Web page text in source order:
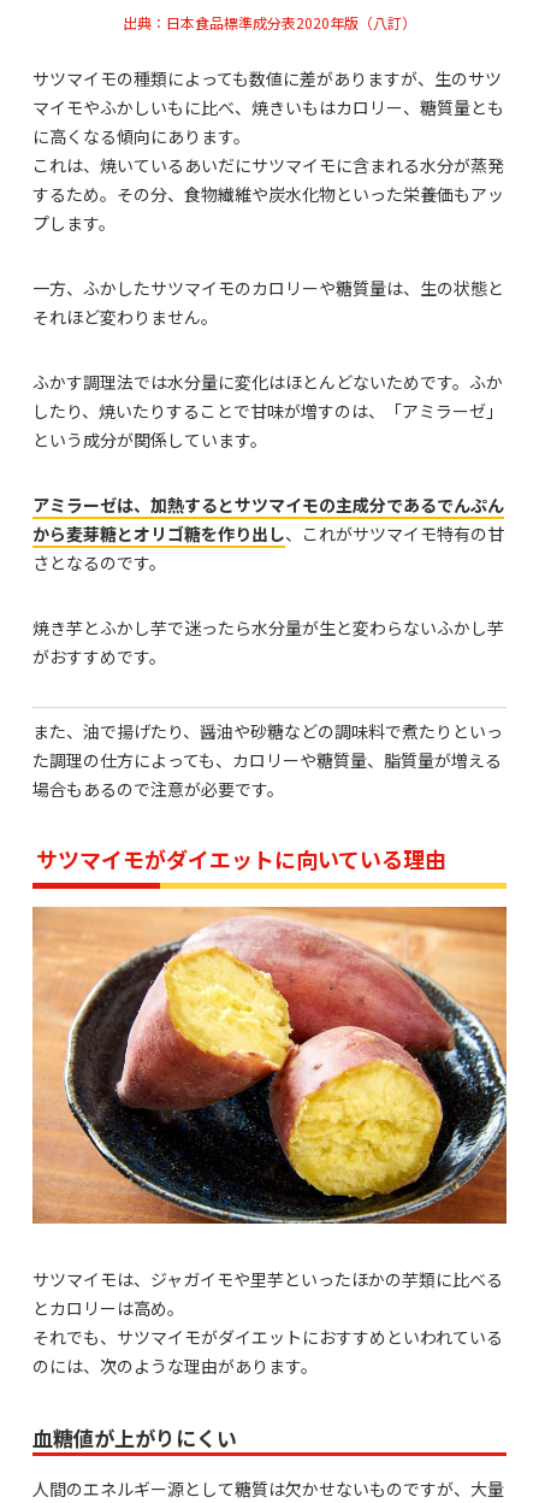
出典：日本食品標準成分表2020年版（八訂）
サツマイモの種類によっても数値に差がありますが、生のサツ
マイモやふかしいもに比べ、焼きいもはカロリー、糖質量とも
に高くなる傾向にあります。
これは、焼いているあいだにサツマイモに含まれる水分が蒸発
するため。その分、食物繊維や炭水化物といった栄養価もアッ
プします。
一方、ふかしたサツマイモのカロリーや糖質量は、生の状態と
それほど変わりません。
ふかす調理法では水分量に変化はほとんどないためです。ふか
したり、焼いたりすることで甘味が増すのは、「アミラーゼ」
という成分が関係しています。
アミラーゼは、加熱するとサツマイモの主成分であるでんぷん
から麦芽糖とオリゴ糖を作り出し、これがサツマイモ特有の甘
さとなるのです。
焼き芋とふかし芋で迷ったら水分量が生と変わらないふかし芋
がおすすめです。
また、油で揚げたり、醤油や砂糖などの調味料で煮たりといっ
た調理の仕方によっても、カロリーや糖質量、脂質量が増える
場合もあるので注意が必要です。
サツマイモがダイエットに向いている理由
サツマイモは、ジャガイモや里芋といったほかの芋類に比べる
とカロリーは高め。
それでも、サツマイモがダイエットにおすすめといわれている
のには、次のような理由があります。
血糖値が上がりにくい
人間のエネルギー源として糖質は欠かせないものですが、大量